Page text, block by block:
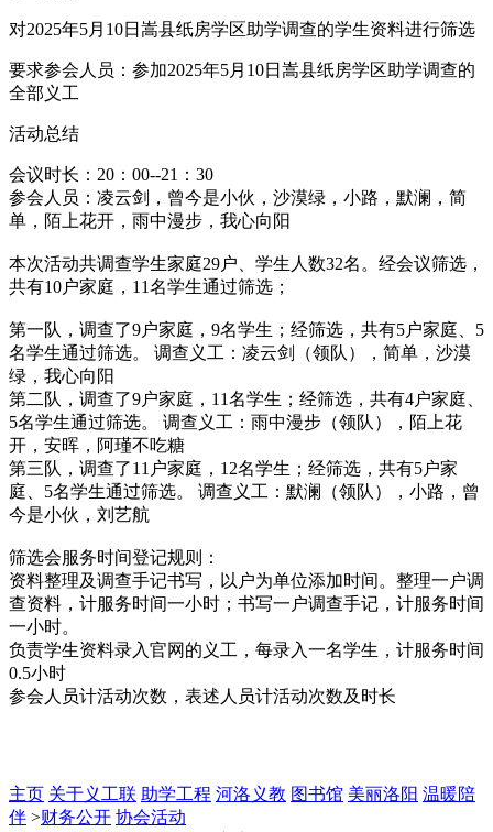
对2025年5月10日嵩县纸房学区助学调查的学生资料进行筛选
要求参会人员：参加2025年5月10日嵩县纸房学区助学调查的
全部义工
活动总结
会议时长：20：00--21：30
参会人员：凌云剑，曾今是小伙，沙漠绿，小路，默澜，简
单，陌上花开，雨中漫步，我心向阳
本次活动共调查学生家庭29户、学生人数32名。经会议筛选，
共有10户家庭，11名学生通过筛选；
第一队，调查了9户家庭，9名学生；经筛选，共有5户家庭、5
名学生通过筛选。 调查义工：凌云剑（领队），简单，沙漠
绿，我心向阳
第二队，调查了9户家庭，11名学生；经筛选，共有4户家庭、
5名学生通过筛选。 调查义工：雨中漫步（领队），陌上花
开，安晖，阿瑾不吃糖
第三队，调查了11户家庭，12名学生；经筛选，共有5户家
庭、5名学生通过筛选。 调查义工：默澜（领队），小路，曾
今是小伙，刘艺航
筛选会服务时间登记规则：
资料整理及调查手记书写，以户为单位添加时间。整理一户调
查资料，计服务时间一小时；书写一户调查手记，计服务时间
一小时。
负责学生资料录入官网的义工，每录入一名学生，计服务时间
0.5小时
参会人员计活动次数，表述人员计活动次数及时长
主页 关于义工联 助学工程 河洛义教 图书馆 美丽洛阳 温暖陪
伴 >财务公开 协会活动